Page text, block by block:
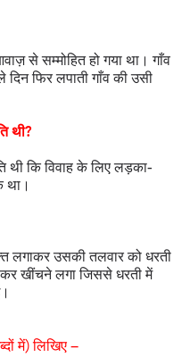
से सम्मोहित हो गया था। गाँव
दिन फिर लपाती गाँव की उसी
थी?
थी कि विवाह के लिए लड़का-
था।
लगाकर उसकी तलवार को धरती
खींचने लगा जिससे धरती में
में) लिखिए –